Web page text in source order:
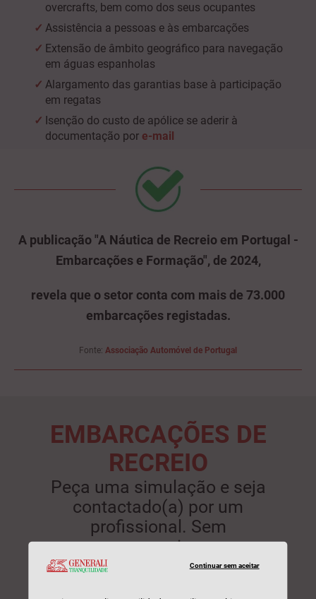
overcrafts, bem como dos seus ocupantes
Assistência a pessoas e às embarcações
Extensão de âmbito geográfico para navegação
em águas espanholas
Alargamento das garantias base à participação
em regatas
Isenção do custo de apólice se aderir à
documentação por e-mail
A publicação "A Náutica de Recreio em Portugal -
Embarcações e Formação", de 2024,
revela que o setor conta com mais de 73.000
embarcações registadas.
Fonte: Associação Automóvel de Portugal
EMBARCAÇÕES DE
RECREIO
Peça uma simulação e seja
contactado(a) por um
profissional. Sem
compromisso.
Continuar sem aceitar